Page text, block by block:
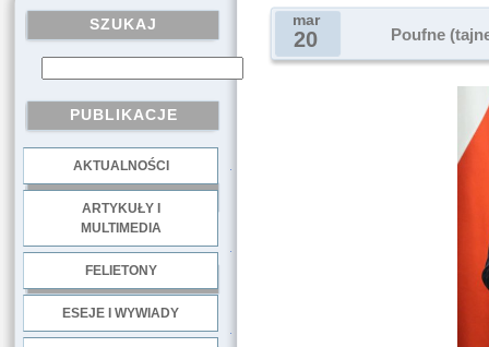
SZUKAJ
PUBLIKACJE
AKTUALNOŚCI
ARTYKUŁY I
MULTIMEDIA
FELIETONY
ESEJE I WYWIADY
mar
20 Poufne